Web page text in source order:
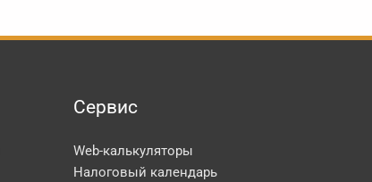
Сервис
Web-калькуляторы
Налоговый календарь